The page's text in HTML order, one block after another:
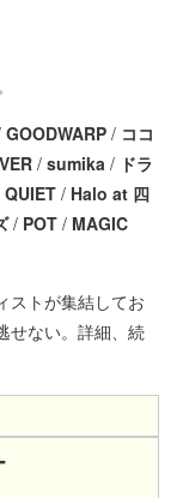
GOODWARP / ココ
/ sumika / ドラ
/ Halo at 四
/ POT / MAGIC
ストが集結してお
せない。詳細、続